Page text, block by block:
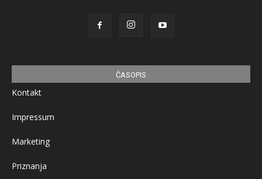
ČASOPIS
Kontakt
Impressum
Marketing
Priznanja